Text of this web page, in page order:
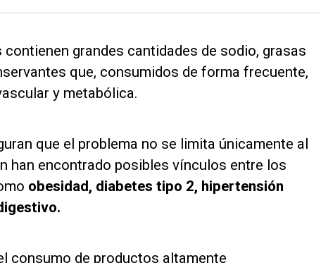
grandes cantidades de sodio, grasas
que, consumidos de forma frecuente,
y metabólica.
que el problema no se limita únicamente al
han encontrado posibles vínculos entre los
obesidad, diabetes tipo 2, hipertensión
consumo de productos altamente